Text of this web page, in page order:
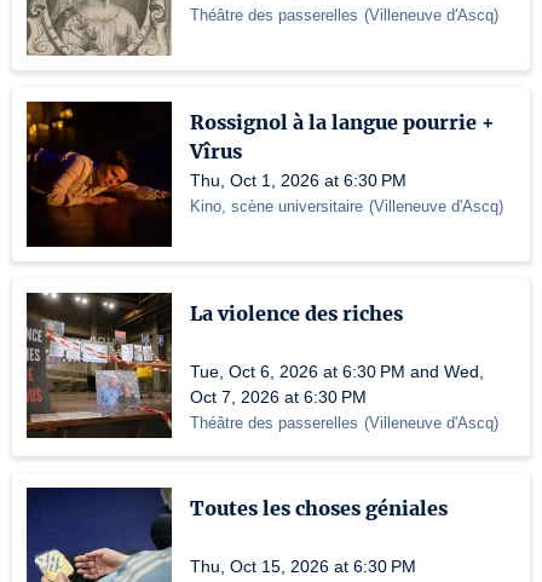
Théâtre des passerelles (Villeneuve d'Ascq)
Rossignol à la langue pourrie +
Vîrus
Thu, Oct 1, 2026 at 6:30 PM
Kino, scène universitaire (Villeneuve d'Ascq)
La violence des riches
Tue, Oct 6, 2026 at 6:30 PM and Wed,
Oct 7, 2026 at 6:30 PM
Théâtre des passerelles (Villeneuve d'Ascq)
Toutes les choses géniales
Thu, Oct 15, 2026 at 6:30 PM